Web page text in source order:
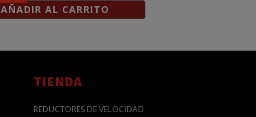
AÑADIR AL CARRITO
TIENDA
REDUCTORES DE VELOCIDAD